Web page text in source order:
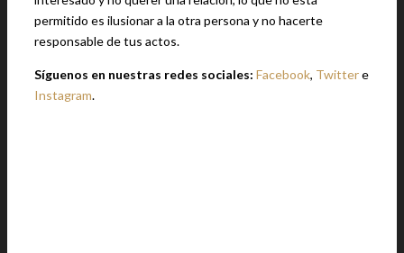
permitido es ilusionar a la otra persona y no hacerte
responsable de tus actos.
Síguenos en nuestras redes sociales: Facebook, Twittere
Instagram.